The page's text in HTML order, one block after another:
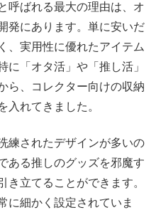
呼ばれる最大の理由は、オ
発にあります。単に安いだ
、実用性に優れたアイテム
に「オタ活」や「推し活」
ら、コレクター向けの収納
入れてきました。
練されたデザインが多いの
ある推しのグッズを邪魔す
き立てることができます。
に細かく設定されていま